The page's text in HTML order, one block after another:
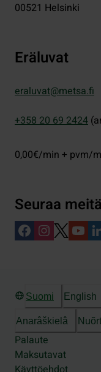
00521 Helsinki
Eräluvat
eraluvat@metsa.fi
+358 20 69 2424
0,00€/min + pvm/
Seuraa meitä
Suomi English
Anarâškielâ
Palaute
Maksutavat